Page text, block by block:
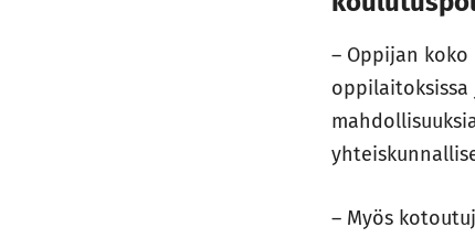
– Oppijan koko
oppilaitoksissa
– Myös